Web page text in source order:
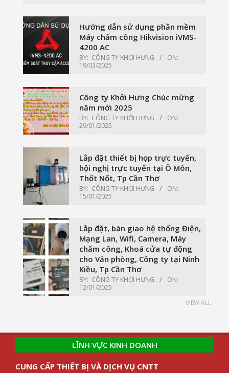
Hướng dẫn sử dụng phần mềm
Máy chấm công Hikvision iVMS-
4200 AC
BY: CÔNG TY KHỞI HƯNG
ON:
19/03/2025
Công ty Khởi Hưng Chúc mừng
năm mới 2025
BY: CÔNG TY KHỞI HƯNG
ON:
29/01/2025
Lắp đặt thiết bị họp trực tuyến,
hội nghị trực tuyến tại Ô Môn,
Thốt Nốt, Tp Cần Thơ
BY: CÔNG TY KHỞI HƯNG
ON:
15/01/2025
Lắp đặt, bàn giao hệ thống Điện,
Mạng Lan, Wifi, Camera, Máy
chấm công, Khoá cửa tự động
cho Văn phòng, Công ty tại Ninh
Kiều, Tp Cần Thơ
BY: CÔNG TY KHỞI HƯNG
ON:
12/01/2025
VIEW ALL
LĨNH VỰC KINH DOANH
CUNG CẤP THIẾT BỊ VÀ DỊCH VỤ CNTT